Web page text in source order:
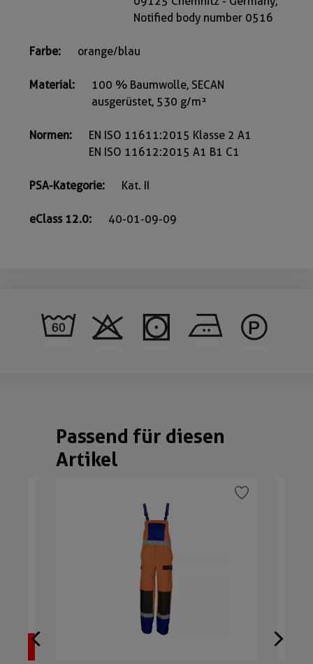
Notified body number 0516
Farbe: orange/blau
Material:
100 % Baumwolle, SECAN
ausgerüstet, 530 g/m²
Normen:
EN ISO 11611:2015 Klasse 2 A1
EN ISO 11612:2015 A1 B1 C1
PSA-Kategorie: Kat. II
eClass 12.0: 40-01-09-09
Produktgalerie überspringen
Passend für diesen
Artikel